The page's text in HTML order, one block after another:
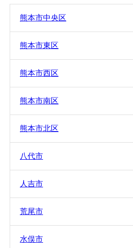
熊本市中央区
熊本市東区
熊本市西区
熊本市南区
熊本市北区
八代市
人吉市
荒尾市
水俣市